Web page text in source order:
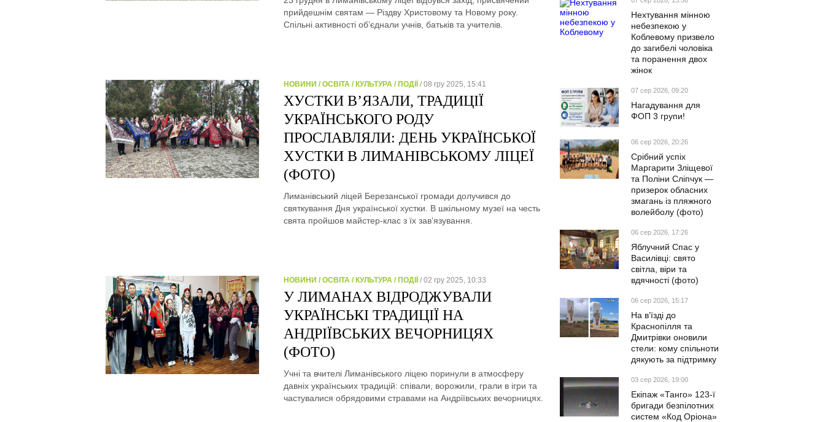
прийдешнім святам — Різдву Христовому та Новому року.
Спільні активності об’єднали учнів, батьків та учителів.
НОВИНИ / ОСВІТА / КУЛЬТУРА / ПОДІЇ / 08 гру 2025, 15:41
ХУСТКИ В’ЯЗАЛИ, ТРАДИЦІЇ
УКРАЇНСЬКОГО РОДУ
ПРОСЛАВЛЯЛИ: ДЕНЬ УКРАЇНСЬКОЇ
ХУСТКИ В ЛИМАНІВСЬКОМУ ЛІЦЕЇ
(ФОТО)
Лиманівський ліцей Березанської громади долучився до
святкування Дня української хустки. В шкільному музеї на честь
свята пройшов майстер-клас з їх зав’язування.
НОВИНИ / ОСВІТА / КУЛЬТУРА / ПОДІЇ / 02 гру 2025, 10:33
У ЛИМАНАХ ВІДРОДЖУВАЛИ
УКРАЇНСЬКІ ТРАДИЦІЇ НА
АНДРІЇВСЬКИХ ВЕЧОРНИЦЯХ
(ФОТО)
Учні та вчителі Лиманівського ліцею поринули в атмосферу
давніх українських традицій: співали, ворожили, грали в ігри та
частувалися обрядовими стравами на Андріївських вечорницях.
Нехтування мінною
небезпекою у
Коблевому призвело
до загибелі чоловіка
та поранення двох
жінок
07 сер 2026, 09:20
Нагадування для
ФОП 3 групи!
06 сер 2026, 20:26
Срібний успіх
Маргарити Зліщевої
та Поліни Сліпчук —
призерок обласних
змагань із пляжного
волейболу (фото)
06 сер 2026, 17:26
Яблучний Спас у
Василівці: свято
світла, віри та
вдячності (фото)
06 сер 2026, 15:17
На в’їзді до
Краснопілля та
Дмитрівки оновили
стели: кому спільноти
дякують за підтримку
03 сер 2026, 19:00
Екіпаж «Танго» 123-ї
бригади безпілотних
систем «Код Оріона»